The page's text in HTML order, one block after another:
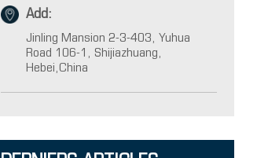
Add:
Jinling Mansion 2-3-403, Yuhua
Road 106-1, Shijiazhuang,
Hebei,China